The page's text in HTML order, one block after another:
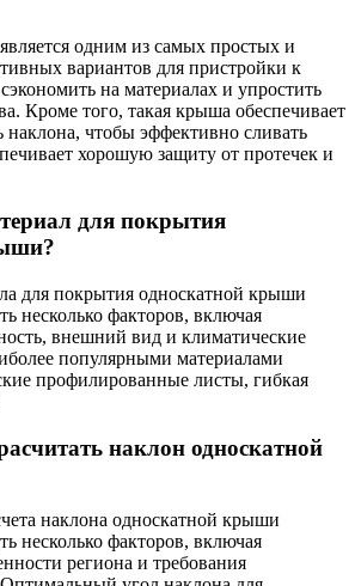
одним из самых простых и
вариантов для пристройки к
на материалах и упростить
Кроме того, такая крыша обеспечивает
наклона, чтобы эффективно сливать
хорошую защиту от протечек и
для покрытия
для покрытия односкатной крыши
несколько факторов, включая
внешний вид и климатические
популярными материалами
профилированные листы, гибкая
наклон односкатной
наклона односкатной крыши
несколько факторов, включая
региона и требования